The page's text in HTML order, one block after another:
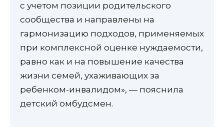
с учетом позиции родительского
сообщества и направлены на
гармонизацию подходов, применяемых
при комплексной оценке нуждаемости,
равно как и на повышение качества
жизни семей, ухаживающих за
ребенком-инвалидом», — пояснила
детский омбудсмен.